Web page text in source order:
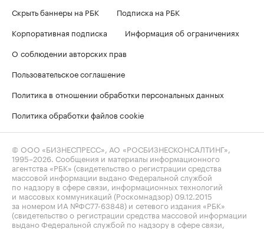
Скрыть баннеры на РБК
Подписка на РБК
Корпоративная подписка
Информация об ограничениях
О соблюдении авторских прав
Пользовательское соглашение
Политика в отношении обработки персональных данных
Политика обработки файлов cookie
© ООО «БИЗНЕСПРЕСС», АО «РОСБИЗНЕСКОНСАЛТИНГ»,
1995–2026 . Сообщения и материалы информационного
агентства «РБК» (свидетельство о регистрации средства
массовой информации выдано Федеральной службой
по надзору в сфере связи, информационных технологий
и массовых коммуникаций (Роскомнадзор) 09.12.2015
за номером ИА №ФС77-63848) и сетевого издания «РБК»
(свидетельство о регистрации средства массовой информации
выдано Федеральной службой по надзору в сфере связи,